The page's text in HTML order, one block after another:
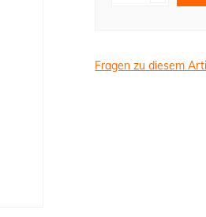
Fragen zu diesem